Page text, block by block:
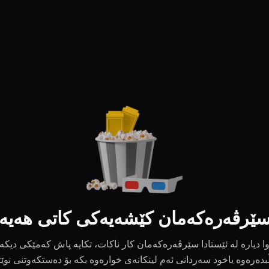
کێشەیەکی کاتی
وا دیارە لە ئێستادا سێرڤەرەکەمان کار ناکات، تکایە پاش کەمێکی دیکە
یاخود سەردانی ئەم لینکانەی خوارەوە بکە بۆ دەستکەوتنی